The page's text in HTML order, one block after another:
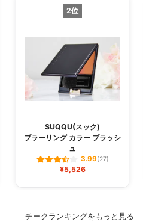
2位
SUQQU(スック)
ブラーリング カラー ブラッシ
ュ
3.99(27)
¥5,526
チークランキングをもっと見る